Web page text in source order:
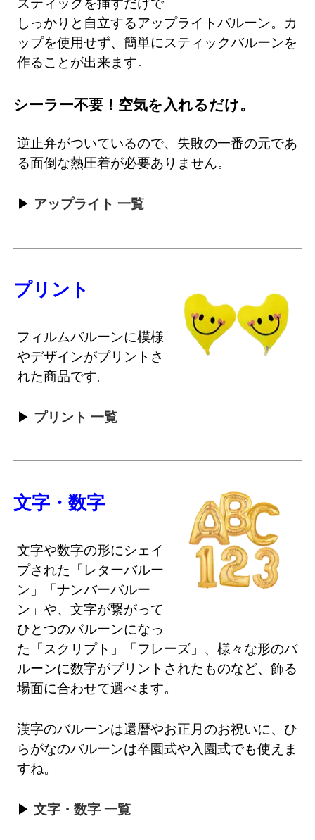
しっかりと自立するアップライトバルーン。カ
ップを使用せず、簡単にスティックバルーンを
作ることが出来ます。
シーラー不要！空気を入れるだけ。
逆止弁がついているので、失敗の一番の元であ
る面倒な熱圧着が必要ありません。
アップライト 一覧
プリント
フィルムバルーンに模様
やデザインがプリントさ
れた商品です。
プリント 一覧
文字・数字
文字や数字の形にシェイ
プされた「レターバルー
ン」「ナンバーバルー
ン」や、文字が繋がって
ひとつのバルーンになっ
た「スクリプト」「フレーズ」、様々な形のバ
ルーンに数字がプリントされたものなど、飾る
場面に合わせて選べます。
漢字のバルーンは還暦やお正月のお祝いに、ひ
らがなのバルーンは卒園式や入園式でも使えま
すね。
文字・数字 一覧